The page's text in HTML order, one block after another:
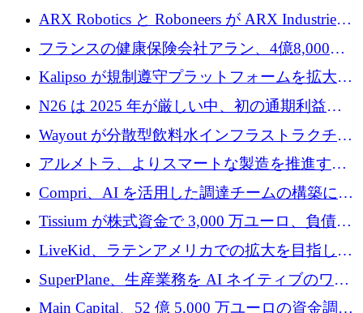
導スタートアップ支援で初のファンド獲得に
ARX Robotics と Roboneers が ARX Industries
を設立し、無人地上車両の生産を拡大
フランスの健康保険会社アラン、4億8,000万
ユーロの資金調達ラウンドで合意
Kalipso が規制遵守プラットフォームを拡大す
るために 320 万ドルを調達
N26 は 2025 年が厳しい中、初の通期利益を
達成
Wayout が分散型飲料水インフラストラクチャ
プラットフォームを拡張するために 242 万ユ
ーロを調達
アルメトラ、よりスマートな製造を推進する
ためにシリーズ A で 1,630 万ユーロを確保
Compri、AI を活用した調達チームの構築に
320 万ユーロを確保
Tissium が株式資金で 3,000 万ユーロ、負債で
3,000 万ユーロを調達
LiveKid、ラテンアメリカでの拡大を目指して
Aldea を買収
SuperPlane、生産業務を AI ネイティブのワー
クフロー層に変えるために 260 万ドルを確保
Main Capital、52 億 5,000 万ユーロの資金調達